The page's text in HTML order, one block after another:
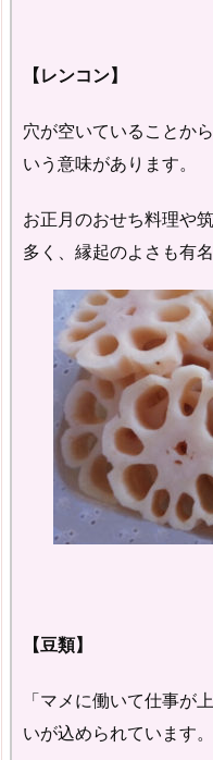
【レンコン】
穴が空いていることか
いう意味があります。
お正月のおせち料理や
多く、縁起のよさも有名
【豆類】
「マメに働いて仕事が
いが込められています。